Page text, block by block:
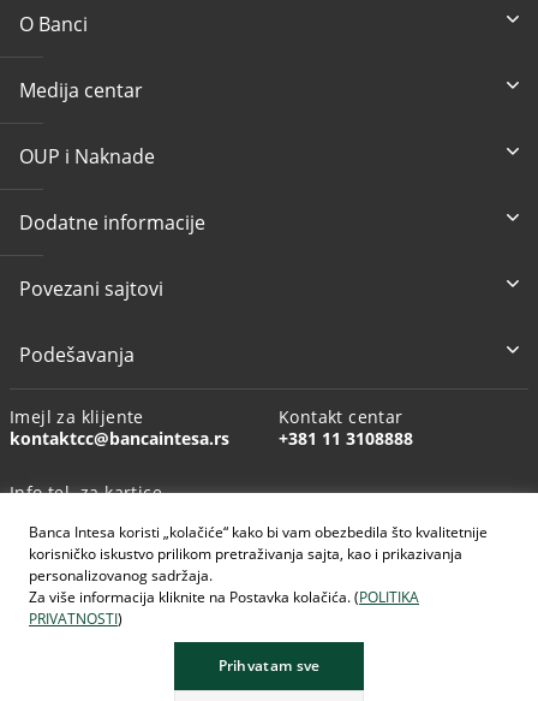
Banca Intesa koristi „kolačiće“ kako bi vam obezbedila što kvalitetnije
korisničko iskustvo prilikom pretraživanja sajta, kao i prikazivanja
personalizovanog sadržaja.
Za više informacija kliknite na Postavka kolačića. (POLITIKA
PRIVATNOSTI)
Prihvatam sve
O Banci
Medija centar
OUP i Naknade
Dodatne informacije
Povezani sajtovi
Podešavanja
Imejl za klijente
kontaktcc@bancaintesa.rs
Kontakt centar
+381 11 3108888
Info tel. za kartice